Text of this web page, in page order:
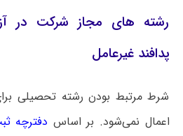
رشته های مجاز شرکت در
پدافند غیرعامل
شرط مرتبط بودن رشته تحصیلی
اعمال نمی‌شود. بر اساس دفترچه